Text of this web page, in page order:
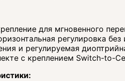
для мгновенного
регулировка
и регулируемая
с креплением Switch-to-